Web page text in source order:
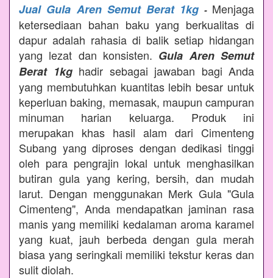
Jual Gula Aren Semut Berat 1kg - Menjaga
ketersediaan bahan baku yang berkualitas di
dapur adalah rahasia di balik setiap hidangan
yang lezat dan konsisten. Gula Aren Semut
Berat 1kghadir sebagai jawaban bagi Anda
yang membutuhkan kuantitas lebih besar untuk
keperluan baking, memasak, maupun campuran
minuman harian keluarga. Produk ini
merupakan khas hasil alam dari Cimenteng
Subang yang diproses dengan dedikasi tinggi
oleh para pengrajin lokal untuk menghasilkan
butiran gula yang kering, bersih, dan mudah
larut. Dengan menggunakan Merk Gula "Gula
Cimenteng", Anda mendapatkan jaminan rasa
manis yang memiliki kedalaman aroma karamel
yang kuat, jauh berbeda dengan gula merah
biasa yang seringkali memiliki tekstur keras dan
sulit diolah.